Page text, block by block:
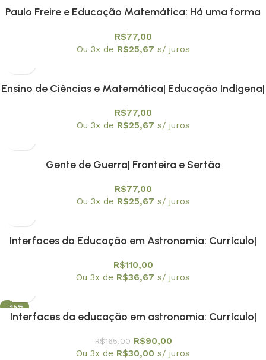
Paulo Freire e Educação Matemática: Há uma forma
R$77,00
Ou 3x de R$25,67 s/ juros
Ensino de Ciências e Matemática| Educação Indígena|
Aprendizagem
R$77,00
Ou 3x de R$25,67 s/ juros
Gente de Guerra| Fronteira e Sertão
R$77,00
Ou 3x de R$25,67 s/ juros
Interfaces da Educação em Astronomia: Currículo|
Volume 1 – Relatos Reflexivos sobre a História da
R$110,00
Ou 3x de R$36,67 s/ juros
-45%
Interfaces da educação em astronomia: Currículo|
Volume 2 Ações dialógicas na Prática de Ensino de
R$165,00 R$90,00
Ou 3x de R$30,00 s/ juros